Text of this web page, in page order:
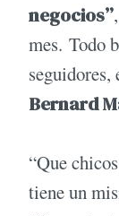
negocios”
mes. Todo
Bernard
“Que
tiene un